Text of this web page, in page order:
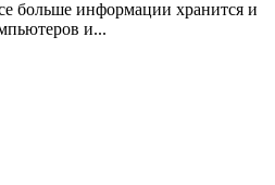
больше информации хранится и
и...